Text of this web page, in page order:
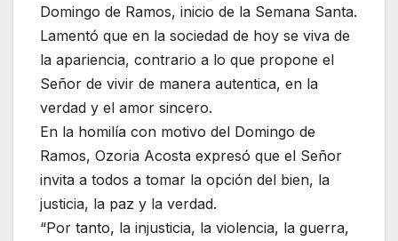
Domingo de Ramos, inicio de la Semana Santa.
Lamentó que en la sociedad de hoy se viva de
la apariencia, contrario a lo que propone el
Señor de vivir de manera autentica, en la
verdad y el amor sincero.
En la homilía con motivo del Domingo de
Ramos, Ozoria Acosta expresó que el Señor
invita a todos a tomar la opción del bien, la
justicia, la paz y la verdad.
“Por tanto, la injusticia, la violencia, la guerra,